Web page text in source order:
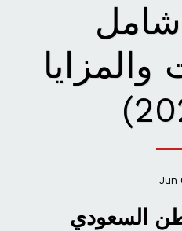
شامل
والمزايا
Jun
السعودي